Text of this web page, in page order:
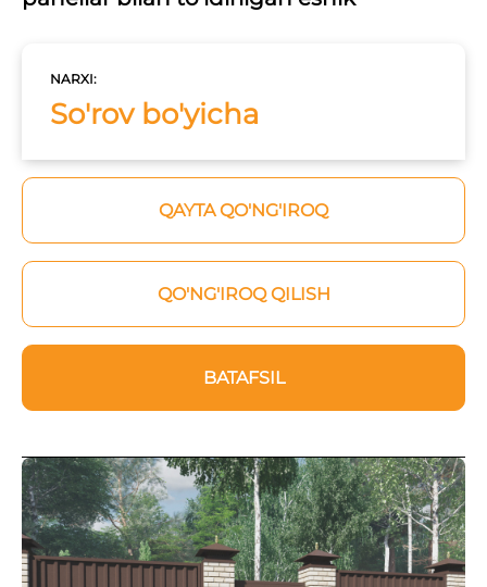
NARXI:
So'rov bo'yicha
QAYTA QO'NG'IROQ
QO'NG'IROQ QILISH
BATAFSIL